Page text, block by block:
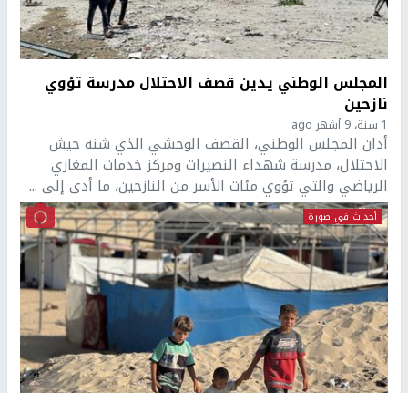
المجلس الوطني يدين قصف الاحتلال مدرسة تؤوي
نازحين
1 سنة، 9 أشهر ago
أدان المجلس الوطني، القصف الوحشي الذي شنه جيش
الاحتلال، مدرسة شهداء النصيرات ومركز خدمات المغازي
الرياضي والتي تؤوي مئات الأسر من النازحين، ما أدى إلى ...
أحداث في صورة